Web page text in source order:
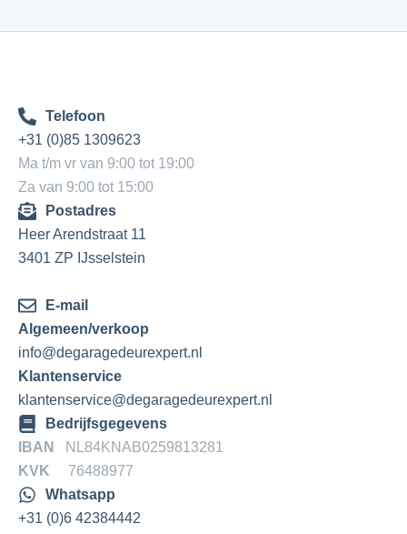
Telefoon
+31 (0)85 1309623
Ma t/m vr van 9:00 tot 19:00
Za van 9:00 tot 15:00
Postadres
Heer Arendstraat 11
3401 ZP IJsselstein
E-mail
Algemeen/verkoop
info@degaragedeurexpert.nl
Klantenservice
klantenservice@degaragedeurexpert.nl
Bedrijfsgegevens
IBAN
NL84KNAB0259813281
KVK 76488977
Whatsapp
+31 (0)6 42384442